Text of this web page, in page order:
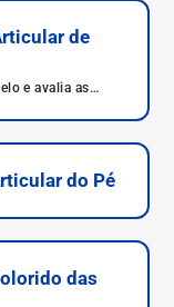
de
e avalia as
do Pé
das